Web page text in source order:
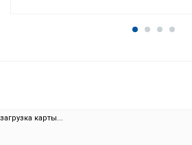
загрузка карты...